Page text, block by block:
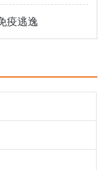
疫逃逸